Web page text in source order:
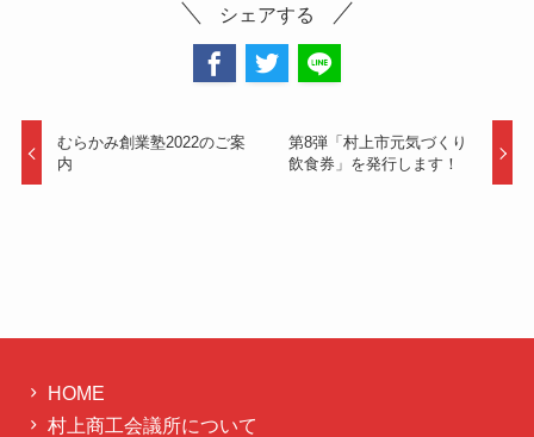
シェアする
むらかみ創業塾2022のご案
内
第8弾「村上市元気づくり
飲食券」を発行します！
HOME
村上商工会議所について